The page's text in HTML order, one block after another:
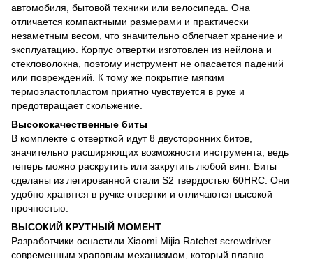
автомобиля, бытовой техники или велосипеда. Она
отличается компактными размерами и практически
незаметным весом, что значительно облегчает хранение и
эксплуатацию. Корпус отвертки изготовлен из нейлона и
стекловолокна, поэтому инструмент не опасается падений
или повреждений. К тому же покрытие мягким
термоэластопластом приятно чувствуется в руке и
предотвращает скольжение.
Высококачественные биты
В комплекте с отверткой идут 8 двусторонних битов,
значительно расширяющих возможности инструмента, ведь
теперь можно раскрутить или закрутить любой винт. Биты
сделаны из легированной стали S2 твердостью 60HRC. Они
удобно хранятся в ручке отвертки и отличаются высокой
прочностью.
ВЫСОКИЙ КРУТНЫЙ МОМЕНТ
Разработчики оснастили Xiaomi Mijia Ratchet screwdriver
современным храповым механизмом, который плавно